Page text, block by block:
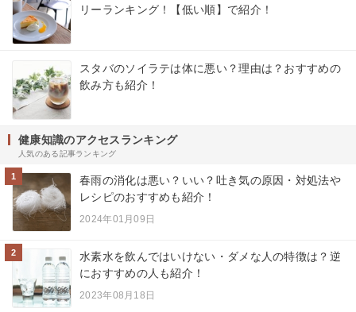
リーランキング！【低い順】で紹介！
スタバのソイラテは体に悪い？理由は？おすすめの
飲み方も紹介！
健康知識のアクセスランキング
人気のある記事ランキング
1
春雨の消化は悪い？いい？吐き気の原因・対処法や
レシピのおすすめも紹介！
2024年01月09日
2
水素水を飲んではいけない・ダメな人の特徴は？逆
におすすめの人も紹介！
2023年08月18日